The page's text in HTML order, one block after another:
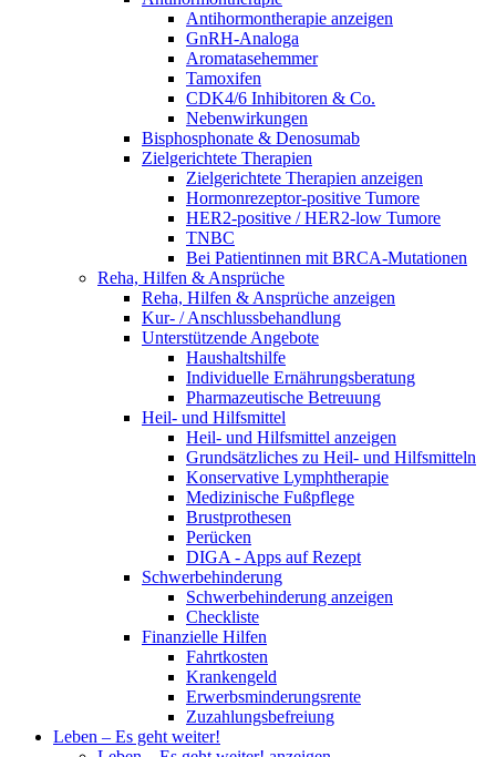
Antihormontherapie anzeigen
GnRH-Analoga
Aromatasehemmer
Tamoxifen
CDK4/6 Inhibitoren & Co.
Nebenwirkungen
Bisphosphonate & Denosumab
Zielgerichtete Therapien
Zielgerichtete Therapien anzeigen
Hormonrezeptor-positive Tumore
HER2-positive / HER2-low Tumore
TNBC
Bei Patientinnen mit BRCA-Mutationen
Reha, Hilfen & Ansprüche
Reha, Hilfen & Ansprüche anzeigen
Kur- / Anschlussbehandlung
Unterstützende Angebote
Haushaltshilfe
Individuelle Ernährungsberatung
Pharmazeutische Betreuung
Heil- und Hilfsmittel
Heil- und Hilfsmittel anzeigen
Grundsätzliches zu Heil- und Hilfsmitteln
Konservative Lymphtherapie
Medizinische Fußpflege
Brustprothesen
Perücken
DIGA - Apps auf Rezept
Schwerbehinderung
Schwerbehinderung anzeigen
Checkliste
Finanzielle Hilfen
Fahrtkosten
Krankengeld
Erwerbsminderungsrente
Zuzahlungsbefreiung
Leben – Es geht weiter!